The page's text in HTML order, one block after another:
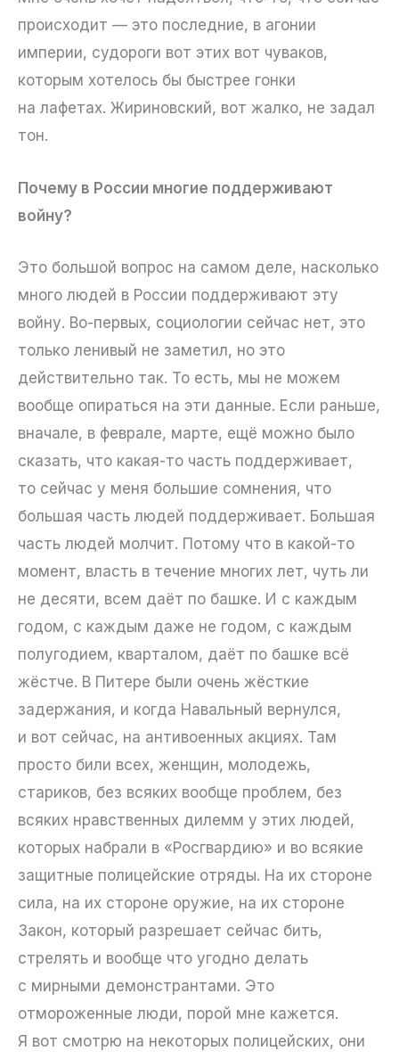
происходит — это последние, в агонии
империи, судороги вот этих вот чуваков,
которым хотелось бы быстрее гонки
на лафетах. Жириновский, вот жалко, не задал
тон.
Почему в России многие поддерживают
войну?
Это большой вопрос на самом деле, насколько
много людей в России поддерживают эту
войну. Во-первых, социологии сейчас нет, это
только ленивый не заметил, но это
действительно так. То есть, мы не можем
вообще опираться на эти данные. Если раньше,
вначале, в феврале, марте, ещё можно было
сказать, что какая-то часть поддерживает,
то сейчас у меня большие сомнения, что
большая часть людей поддерживает. Большая
часть людей молчит. Потому что в какой-то
момент, власть в течение многих лет, чуть ли
не десяти, всем даёт по башке. И с каждым
годом, с каждым даже не годом, с каждым
полугодием, кварталом, даёт по башке всё
жёстче. В Питере были очень жёсткие
задержания, и когда Навальный вернулся,
и вот сейчас, на антивоенных акциях. Там
просто били всех, женщин, молодежь,
стариков, без всяких вообще проблем, без
всяких нравственных дилемм у этих людей,
которых набрали в «Росгвардию» и во всякие
защитные полицейские отряды. На их стороне
сила, на их стороне оружие, на их стороне
Закон, который разрешает сейчас бить,
стрелять и вообще что угодно делать
с мирными демонстрантами. Это
отмороженные люди, порой мне кажется.
Я вот смотрю на некоторых полицейских, они